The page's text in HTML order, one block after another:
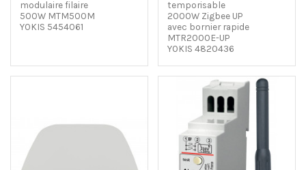
modulaire filaire
500W MTM500M
YOKIS 5454061
temporisable
2000W Zigbee UP
avec bornier rapide
MTR2000E-UP
YOKIS 4820436